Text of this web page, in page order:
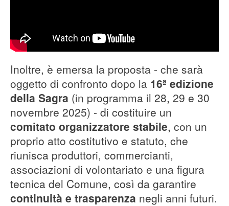
Inoltre, è emersa la proposta - che sarà
oggetto di confronto dopo la 16ª edizione
della Sagra (in programma il 28, 29 e 30
novembre 2025) - di costituire un
comitato organizzatore stabile, con un
proprio atto costitutivo e statuto, che
riunisca produttori, commercianti,
associazioni di volontariato e una figura
tecnica del Comune, così da garantire
continuità e trasparenza negli anni futuri.